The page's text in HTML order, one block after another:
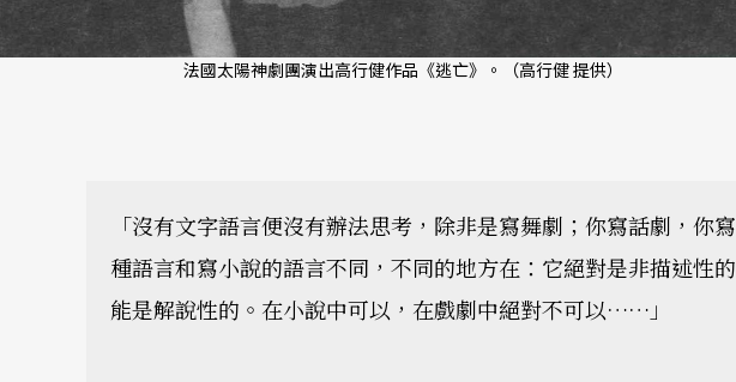
法國太陽神劇團演出高行健作品《逃亡》。（高行健 提供）
「沒有文字語言便沒有辦法思考，除非是寫舞劇；你寫話劇，你
種語言和寫小說的語言不同，不同的地方在：它絕對是非描述性
能是解說性的。在小說中可以，在戲劇中絕對不可以……」